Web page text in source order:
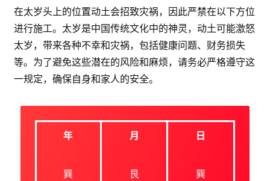
在太岁头上的位置动土会招致灾祸，因此严禁在以下方位
进行施工。太岁是中国传统文化中的神灵，动土可能激怒
太岁，带来各种不幸和灾祸，包括健康问题、财务损失
等。为了避免这些潜在的风险和麻烦，请务必严格遵守这
一规定，确保自身和家人的安全。
年
巽
月
艮
日
巽